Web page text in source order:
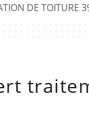
DE TOITURE